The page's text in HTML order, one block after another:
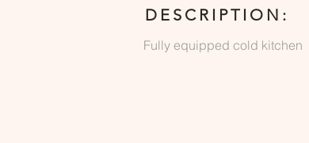
DESCRIPTION:
Fully equipped cold kitchen